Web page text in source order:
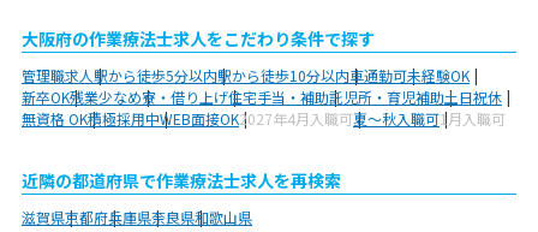
大阪府の作業療法士求人をこだわり条件で探す
管理職求人駅から徒歩5分以内駅から徒歩10分以内車通勤可未経験OK
新卒OK残業少なめ寮・借り上げ住宅手当・補助託児所・育児補助土日祝休
無資格 OK積極採用中WEB面接OK2027年4月入職可夏～秋入職可1月入職可
近隣の都道府県で作業療法士求人を再検索
滋賀県京都府兵庫県奈良県和歌山県